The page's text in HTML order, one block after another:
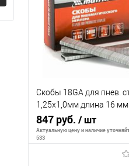
К сравнению
В избранное
В
Скобы 18GA для пнев.
1,25х1,0мм длина 16
5,7 мм, 5000 шт// Matrix
847 руб. / шт
Актуальную цену и наличие
533